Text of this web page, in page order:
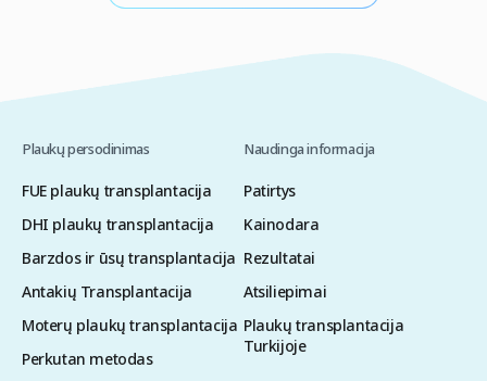
dažnai įskaitant apgyvendinimą ir pervežimą,
optimizuojant […]
Plaukų persodinimas
FUE plaukų transplantacija
DHI plaukų transplantacija
Barzdos ir ūsų transplantacija
Antakių Transplantacija
Moterų plaukų transplantacija
Perkutan metodas
Naudinga informacija
Patirtys
Kainodara
Rezultatai
Atsiliepimai
Plaukų transplantacija
Turkijoje